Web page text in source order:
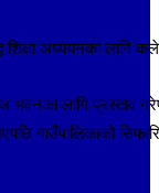
शिक्षा अध्ययनका
लागि प्रस्ताव
गाउँपालिकाको